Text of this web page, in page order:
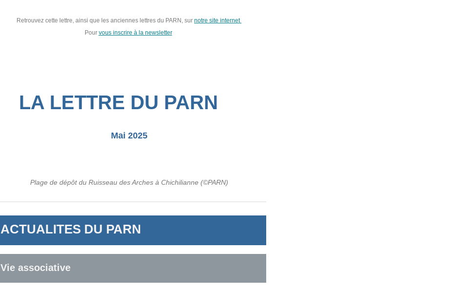
Retrouvez cette lettre, ainsi que les anciennes lettres du PARN, sur notre site internet
Pour vous inscrire à la newsletter
LA LETTRE DU PARN
Mai 2025
Plage de dépôt du Ruisseau des Arches à Chichilianne (©PARN)
ACTUALITES DU PARN
Vie associative